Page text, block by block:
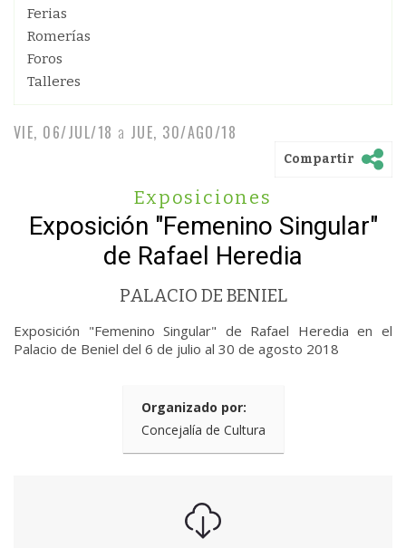
Ferias
Romerías
Foros
Talleres
VIE, 06/JUL/18 a JUE, 30/AGO/18
Compartir
Exposiciones
Exposición "Femenino Singular"
de Rafael Heredia
PALACIO DE BENIEL
Exposición "Femenino Singular" de Rafael Heredia en el
Palacio de Beniel del 6 de julio al 30 de agosto 2018
Organizado por:
Concejalía de Cultura